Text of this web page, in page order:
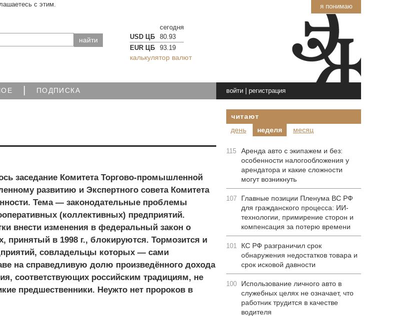
я понимаю
с этим.
сегодня
USD ЦБ
80.93
EUR ЦБ
93.19
калькулятор валют
| ПОДПИСКА войти| регистрация
заседание Комитета Торгово-промышленной
развитию и Экспертного совета Комитета
Тема — законодательные проблемы
(коллективных) предприятий.
внести изменения в федеральный закон о
принятый в 1998 г., блокируются. Тормозится и
совладельцы которых — сами
на справедливую долю произведённого дохода
соответствующих российским традициям, не
предшественники. Неужто нет пророков в
читают
день
неделя месяц
115
Аренда авто с экипажем и без:
особенности налогообложения у
арендатора и какие сложности
могут возникнуть
107
Главные позиции Пленума ВС РФ
для гражданского процесса: ИИ-
технологии, примирение сторон и
компенсация за потерю времени
101
КС РФ разграничил срок
обнаружения недостатков товара и
срок исковой давности
100
Использование личного авто в
служебных целях не означает, что
работник трудится в качестве
водителя